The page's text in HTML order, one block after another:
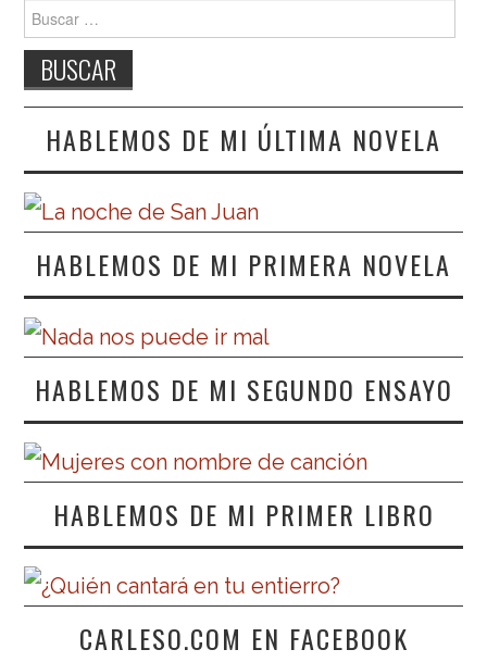
Buscar:
HABLEMOS DE MI ÚLTIMA NOVELA
HABLEMOS DE MI PRIMERA NOVELA
HABLEMOS DE MI SEGUNDO ENSAYO
HABLEMOS DE MI PRIMER LIBRO
CARLESO.COM EN FACEBOOK